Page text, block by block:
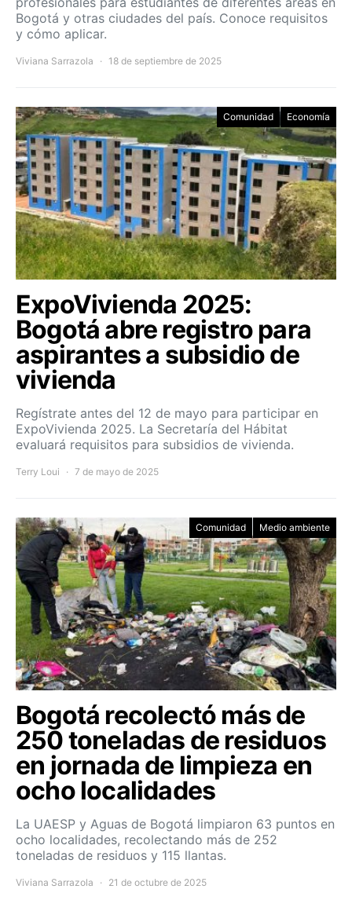
Bogotá y otras ciudades del país. Conoce requisitos
y cómo aplicar.
Viviana Sarrazola 18 de septiembre de 2025
Comunidad Economía
ExpoVivienda 2025:
Bogotá abre registro para
aspirantes a subsidio de
vivienda
Regístrate antes del 12 de mayo para participar en
ExpoVivienda 2025. La Secretaría del Hábitat
evaluará requisitos para subsidios de vivienda.
Terry Loui 7 de mayo de 2025
Comunidad Medio ambiente
Bogotá recolectó más de
250 toneladas de residuos
en jornada de limpieza en
ocho localidades
La UAESP y Aguas de Bogotá limpiaron 63 puntos en
ocho localidades, recolectando más de 252
toneladas de residuos y 115 llantas.
Viviana Sarrazola 21 de octubre de 2025